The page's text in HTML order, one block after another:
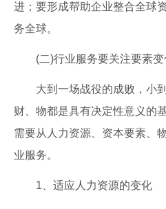
进；要形成帮助企业整合全球
务全球。
(二)行业服务要关注要素变
大到一场战役的成败，小到
财、物都是具有决定性意义的
需要从人力资源、资本要素、
业服务。
1、适应人力资源的变化